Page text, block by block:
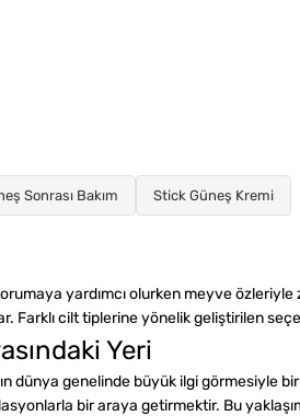
Sonrası Bakım Stick Güneş Kremi
yardımcı olurken meyve
Farklı cilt tiplerine yönelik geliştirilen
Yeri
dünya genelinde büyük ilgi
bir araya getirmektir. Bu